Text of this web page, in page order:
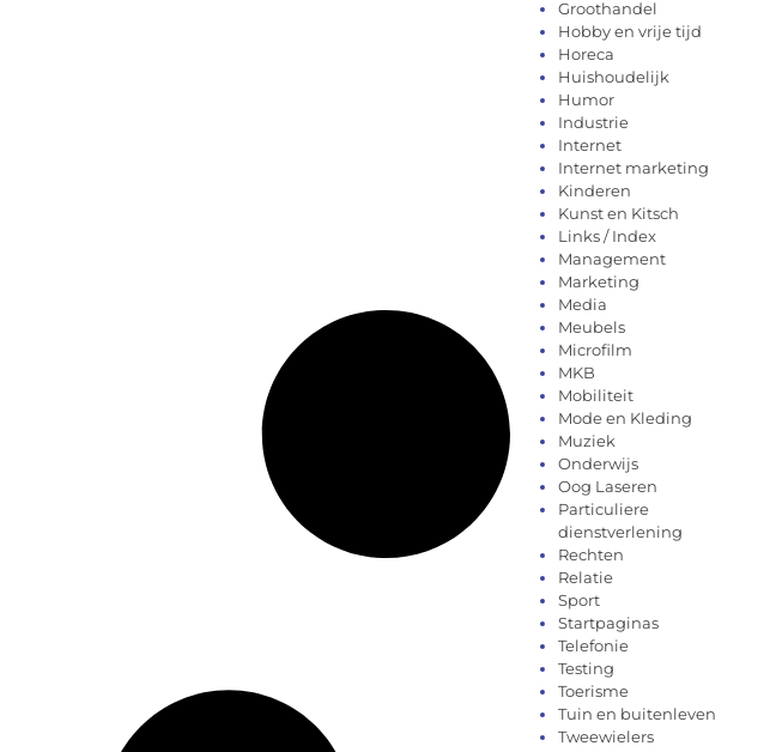
Groothandel
Hobby en vrije tijd
Horeca
Huishoudelijk
Humor
Industrie
Internet
Internet marketing
Kinderen
Kunst en Kitsch
Links / Index
Management
Marketing
Media
Meubels
Microfilm
MKB
Mobiliteit
Mode en Kleding
Muziek
Onderwijs
Oog Laseren
Particuliere
dienstverlening
Rechten
Relatie
Sport
Startpaginas
Telefonie
Testing
Toerisme
Tuin en buitenleven
Tweewielers